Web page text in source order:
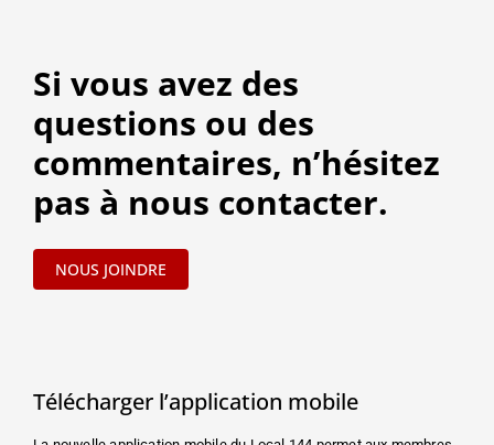
Si vous avez des
questions ou des
commentaires, n’hésitez
pas à nous contacter.
NOUS JOINDRE
Télécharger l’application mobile